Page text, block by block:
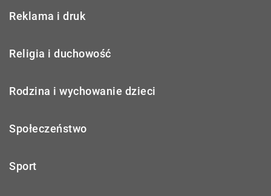
Reklama i druk
Religia i duchowość
Rodzina i wychowanie dzieci
Społeczeństwo
Sport